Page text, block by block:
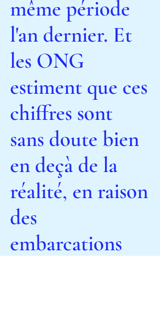
même période
l'an dernier. Et
les ONG
estiment que ces
chiffres sont
sans doute bien
en deçà de la
réalité, en raison
des
embarcations